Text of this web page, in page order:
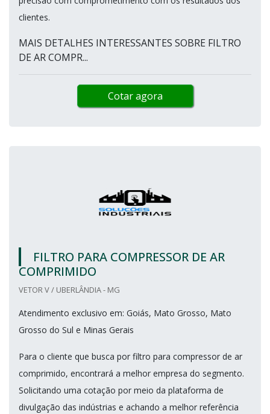
clientes.
MAIS DETALHES INTERESSANTES SOBRE FILTRO
DE AR COMPR...
Cotar agora
FILTRO PARA COMPRESSOR DE AR
COMPRIMIDO
VETOR V / UBERLÂNDIA - MG
Atendimento exclusivo em: Goiás, Mato Grosso, Mato
Grosso do Sul e Minas Gerais
Para o cliente que busca por filtro para compressor de ar
comprimido, encontrará a melhor empresa do segmento.
Solicitando uma cotação por meio da plataforma de
divulgação das indústrias e achando a melhor referência